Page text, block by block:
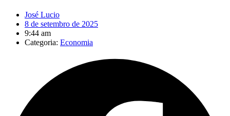
José Lucio
8 de setembro de 2025
9:44 am
Categoria: Economia